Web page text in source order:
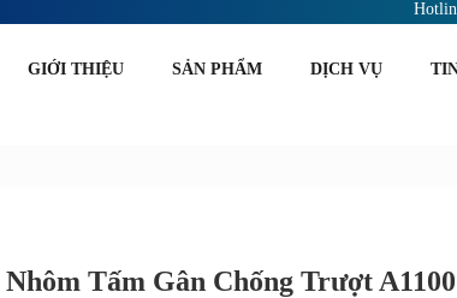
GIỚI THIỆU SẢN PHẨM DỊCH VỤ
Nhôm Tấm Gân Chống Trượt A1100